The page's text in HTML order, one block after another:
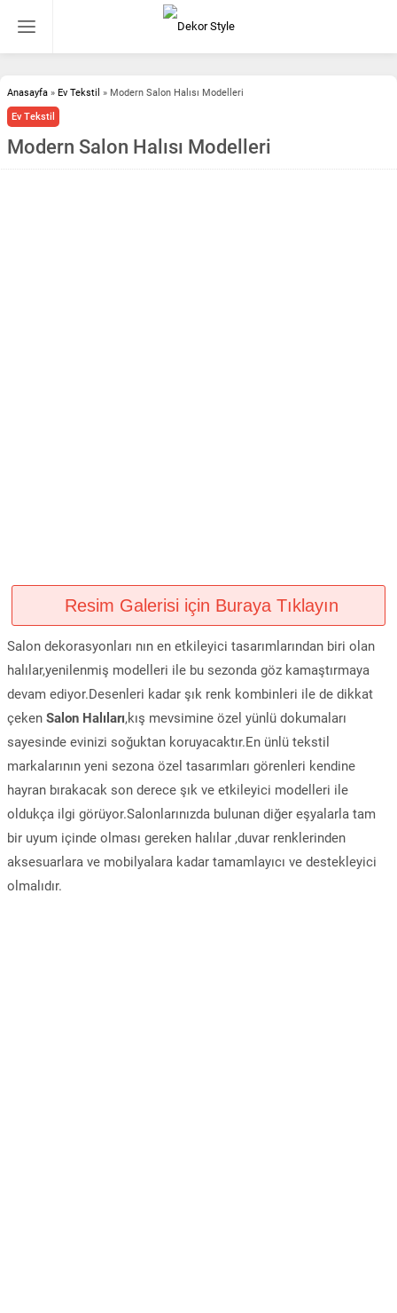
Anasayfa » Ev Tekstil » Modern Salon Halısı Modelleri
Ev Tekstil
Modern Salon Halısı Modelleri
Resim Galerisi için Buraya Tıklayın
Salon dekorasyonları nın en etkileyici tasarımlarından biri olan
halılar,yenilenmiş modelleri ile bu sezonda göz kamaştırmaya
devam ediyor.Desenleri kadar şık renk kombinleri ile de dikkat
çeken Salon Halıları,kış mevsimine özel yünlü dokumaları
sayesinde evinizi soğuktan koruyacaktır.En ünlü tekstil
markalarının yeni sezona özel tasarımları görenleri kendine
hayran bırakacak son derece şık ve etkileyici modelleri ile
oldukça ilgi görüyor.Salonlarınızda bulunan diğer eşyalarla tam
bir uyum içinde olması gereken halılar ,duvar renklerinden
aksesuarlara ve mobilyalara kadar tamamlayıcı ve destekleyici
olmalıdır.